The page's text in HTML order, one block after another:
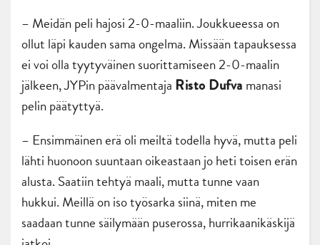
– Meidän peli hajosi 2-0-maaliin. Joukkueessa on
ollut läpi kauden sama ongelma. Missään tapauksessa
ei voi olla tyytyväinen suorittamiseen 2-0-maalin
jälkeen, JYPin päävalmentaja Risto Dufva manasi
pelin päätyttyä.
– Ensimmäinen erä oli meiltä todella hyvä, mutta peli
lähti huonoon suuntaan oikeastaan jo heti toisen erän
alusta. Saatiin tehtyä maali, mutta tunne vaan
hukkui. Meillä on iso työsarka siinä, miten me
saadaan tunne säilymään puserossa, hurrikaanikäskijä